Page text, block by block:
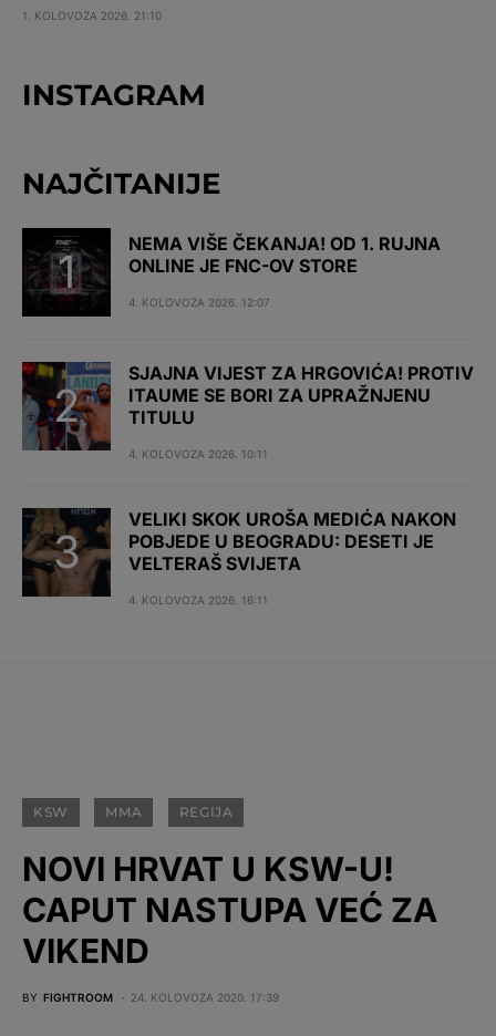
1. KOLOVOZA 2026. 21:10
INSTAGRAM
NAJČITANIJE
NEMA VIŠE ČEKANJA! OD 1. RUJNA
ONLINE JE FNC-OV STORE
4. KOLOVOZA 2026. 12:07
SJAJNA VIJEST ZA HRGOVIĆA! PROTIV
ITAUME SE BORI ZA UPRAŽNJENU
TITULU
4. KOLOVOZA 2026. 10:11
VELIKI SKOK UROŠA MEDIĆA NAKON
POBJEDE U BEOGRADU: DESETI JE
VELTERAŠ SVIJETA
4. KOLOVOZA 2026. 16:11
KSW MMA REGIJA
NOVI HRVAT U KSW-U!
CAPUT NASTUPA VEĆ ZA
VIKEND
BY FIGHTROOM 24. KOLOVOZA 2020. 17:39